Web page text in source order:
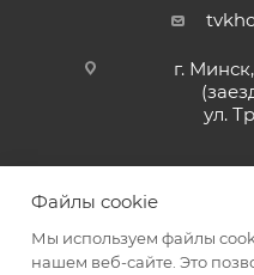
г.
ул.
Файлы cookie
Мы используем файлы
нашем веб-сайте. Это